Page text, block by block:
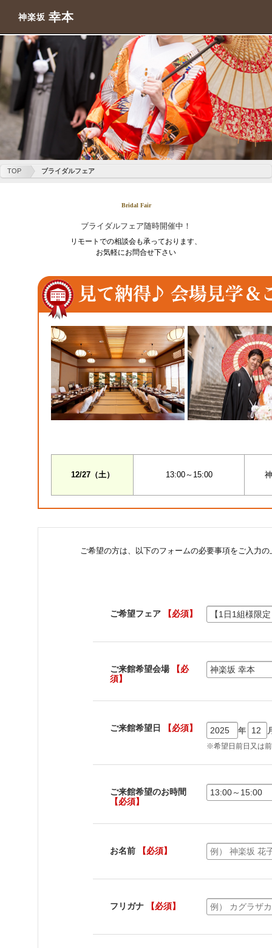
神楽坂 幸本
TOP ブライダルフェア
Bridal Fair
ブライダルフェア随時開催中！
リモートでの相談会も承っております、
お気軽にお問合せ下さい
12/27（土） 13:00～15:00